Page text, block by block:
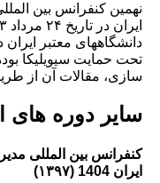
کنفرانس بین المللی
معتبر ایران در
سیویلیکا بوده است
مقالات آن از طریق همین
دوره های این
بین المللی مدیریت،